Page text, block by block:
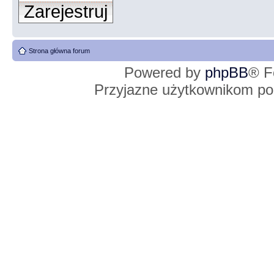
Zarejestruj
Strona główna forum
Powered by phpBB®
Przyjazne użytkownikom